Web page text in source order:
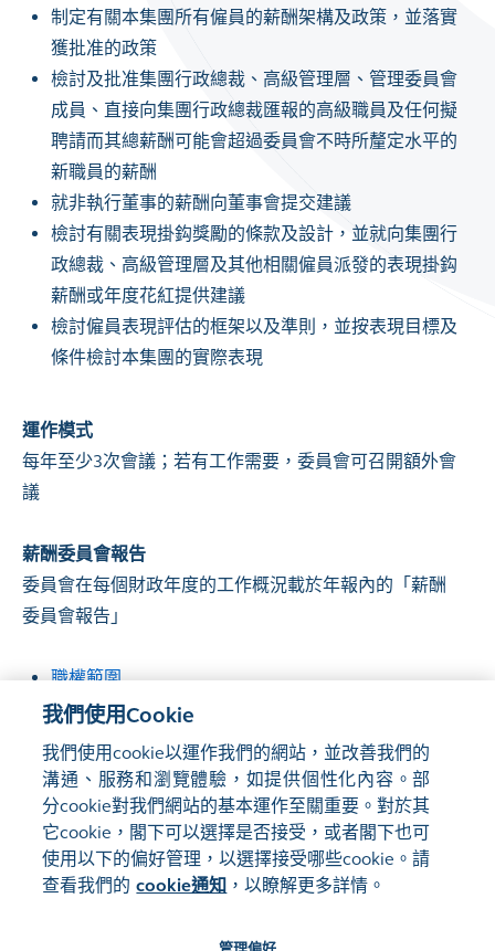
制定有關本集團所有僱員的薪酬架構及政策，並落實
獲批准的政策
檢討及批准集團行政總裁、高級管理層 、管理委員會
成員、直接向集團行政總裁匯報的高級職員及任何擬
聘請而其總薪酬可能會超過委員會不時所釐定水平的
新職員的薪酬
就非執行董事的薪酬向董事會提交建議
檢討有關表現掛鈎獎勵的條款及設計，並就向集團行
政總裁、高級管理層及其他相關僱員派發的表現掛鈎
薪酬或年度花紅提供建議
檢討僱員表現評估的框架以及準則，並按表現目標及
條件檢討本集團的實際表現
運作模式
每年至少3次會議；若有工作需要，委員會可召開額外會
議
薪酬委員會報告
委員會在每個財政年度的工作概況載於年報內的「薪酬
委員會報告」
職權範圍
成員名單
會議的出席紀錄
薪酬委員會報告
網站地圖
使用條款
我們使用Cookie
我們使用cookie以運作我們的網站，並改善我們的
溝通、服務和瀏覽體驗，如提供個性化內容。部
分cookie對我們網站的基本運作至關重要。對於其
它cookie，閣下可以選擇是否接受，或者閣下也可
使用以下的偏好管理，以選擇接受哪些cookie。請
查看我們的 cookie通知 ，以瞭解更多詳情。